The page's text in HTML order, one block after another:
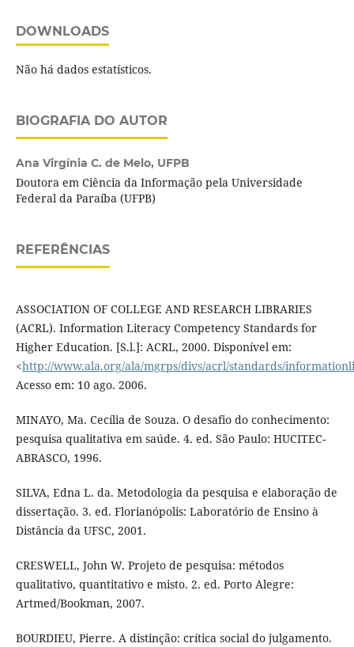
DOWNLOADS
Não há dados estatísticos.
BIOGRAFIA DO AUTOR
Ana Virgínia C. de Melo, UFPB
Doutora em Ciência da Informação pela Universidade
Federal da Paraíba (UFPB)
REFERÊNCIAS
ASSOCIATION OF COLLEGE AND RESEARCH LIBRARIES
(ACRL). Information Literacy Competency Standards for
Higher Education. [S.l.]: ACRL, 2000. Disponível em:
<http://www.ala.org/ala/mgrps/divs/acrl/standards/
Acesso em: 10 ago. 2006.
MINAYO, Ma. Cecília de Souza. O desafio do conhecimento:
pesquisa qualitativa em saúde. 4. ed. São Paulo: HUCITEC-
ABRASCO, 1996.
SILVA, Edna L. da. Metodologia da pesquisa e elaboração de
dissertação. 3. ed. Florianópolis: Laboratório de Ensino à
Distância da UFSC, 2001.
CRESWELL, John W. Projeto de pesquisa: métodos
qualitativo, quantitativo e misto. 2. ed. Porto Alegre:
Artmed/Bookman, 2007.
BOURDIEU, Pierre. A distinção: crítica social do julgamento.